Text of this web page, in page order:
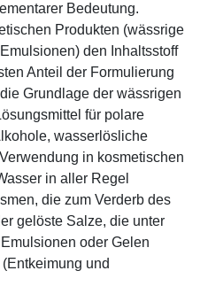
Bedeutung.
Produkten (wässrige
den Inhaltsstoff
Anteil der Formulierung
Grundlage der wässrigen
für polare
wasserlösliche
in kosmetischen
in aller Regel
die zum Verderb des
gelöste Salze, die unter
oder Gelen
und